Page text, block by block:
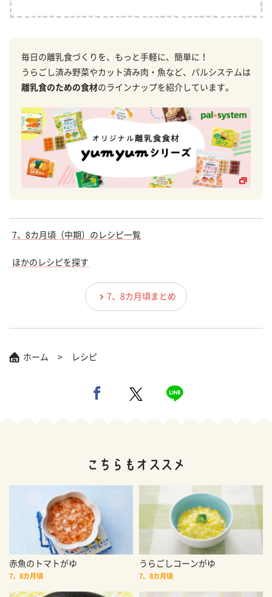
毎日の離乳食づくりを、もっと手軽に、簡単に！
うらごし済み野菜やカット済み肉・魚など、パルシステムは
離乳食のための食材のラインナップを紹介しています。
7、8カ月頃（中期）のレシピ一覧
ほかのレシピを探す
7、8カ月頃まとめ
ホーム レシピ
赤魚のトマトがゆ
7、8カ月頃
うらごしコーンがゆ
7、8カ月頃